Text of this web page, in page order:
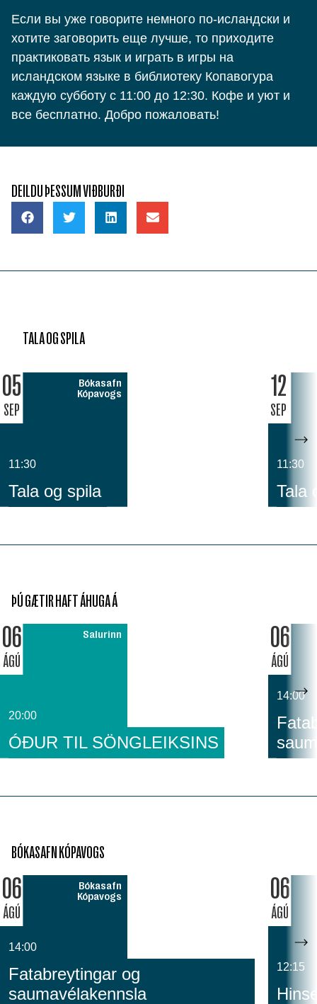
Если вы уже говорите немного по-исландски и
хотите заговорить еще лучше, то приходите
практиковать язык и играть в игры на
исландском языке в библиотеку Копавогура
каждую субботу с 11:00 до 12:30. Кофе и уют и
все бесплатно. Добро пожаловать!
DEILDU ÞESSUM VIÐBURÐI
TALA OG SPILA
05
SEP
Bókasafn
Kópavogs
11:30
Tala og spila
12
SEP
11:30
Tala
ÞÚ GÆTIR HAFT ÁHUGA Á
06
ÁGÚ
Salurinn
20:00
ÓÐUR TIL SÖNGLEIKSINS
06
ÁGÚ
14:00
BÓKASAFN KÓPAVOGS
06
ÁGÚ
Bókasafn
Kópavogs
14:00
Fatabreytingar og
saumavélakennsla
06
ÁGÚ
12:15